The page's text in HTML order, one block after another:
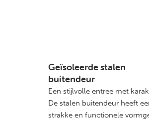
Geïsoleerde stalen
buitendeur
Een stijlvolle entree met
De stalen buitendeur heeft
strakke en functionele